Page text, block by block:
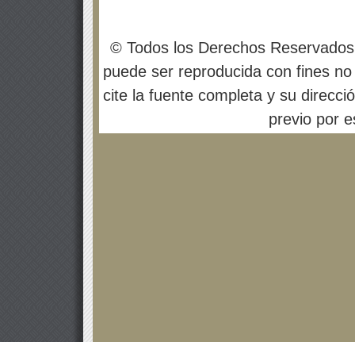
© Todos los Derechos
puede ser reproducida con fines
cite la fuente completa y su
previo por